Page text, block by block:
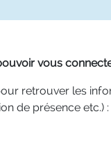
vous
retrouver les
de présence etc.) :